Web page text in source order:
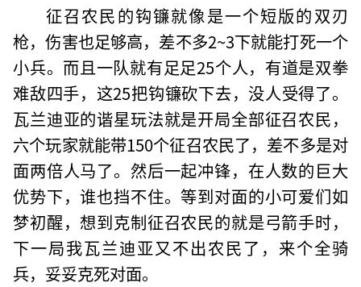
征召农民的钩镰就像是一个短版的双刃
枪，伤害也足够高，差不多2~3下就能打死一个
小兵。而且一队就有足足25个人，有道是双拳
难敌四手，这25把钩镰砍下去，没人受得了。
瓦兰迪亚的谐星玩法就是开局全部征召农民，
六个玩家就能带150个征召农民了，差不多是对
面两倍人马了。然后一起冲锋，在人数的巨大
优势下，谁也挡不住。等到对面的小可爱们如
梦初醒，想到克制征召农民的就是弓箭手时，
下一局我瓦兰迪亚又不出农民了，来个全骑
兵，妥妥克死对面。